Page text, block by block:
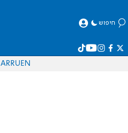
חיפוש
EN
RU
AR